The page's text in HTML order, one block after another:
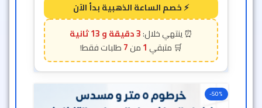
3 دقيقة و 11 ثانية
1
7
-50%